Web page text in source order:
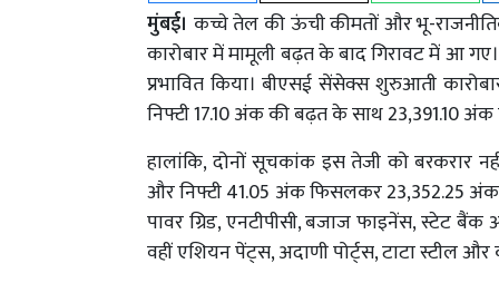
मुंबई। कच्चे तेल की ऊंची कीमतों और भू-
कारोबार में मामूली बढ़त के बाद गिरावट में आ
प्रभावित किया। बीएसई सेंसेक्स शुरुआती
निफ्टी 17.10 अंक की बढ़त के साथ 23,391.10
हालांकि, दोनों सूचकांक इस तेजी को बरकरार
और निफ्टी 41.05 अंक फिसलकर 23,352.25
पावर ग्रिड, एनटीपीसी, बजाज फाइनेंस, स्टेट
वहीं एशियन पेंट्स, अदाणी पोर्ट्स, टाटा स्टील